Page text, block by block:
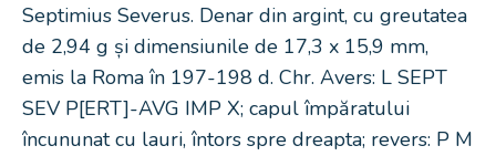
Septimius Severus. Denar din argint, cu greutatea
de 2,94 g și dimensiunile de 17,3 x 15,9 mm,
emis la Roma în 197-198 d. Chr. Avers: L SEPT
SEV P[ERT]-AVG IMP X; capul împăratului
încununat cu lauri, întors spre dreapta; revers: P M